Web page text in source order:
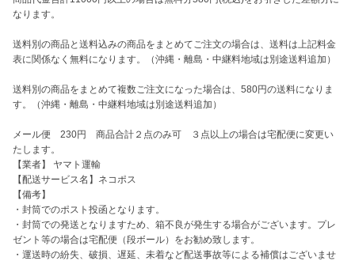
なります。
送料別の商品と送料込みの商品をまとめてご注文の場合は、送料は上記料金
表に関係なく無料になります。（沖縄・離島・中継料地域は別途送料追加）
送料別の商品をまとめて複数ご注文になった場合は、580円の送料になりま
す。（沖縄・離島・中継料地域は別途送料追加）
メール便　230円　商品合計２点のみ可　３点以上の場合は宅配便に変更い
たします。
【業者】 ヤマト運輸
【配送サービス名】ネコポス
【備考】
・封筒でのポスト投函となります。
・封筒での発送となりますため、箱不良が発生する場合がございます。プレ
ゼント等の場合は宅配便（段ボール）をお勧め致します。
・運送時の紛失、破損、遅延、未着など配送事故等による補償はございませ